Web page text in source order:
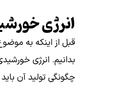
انرژی
قبل از اینکه به
بدانیم. انرژی
چگونگی تولید آن